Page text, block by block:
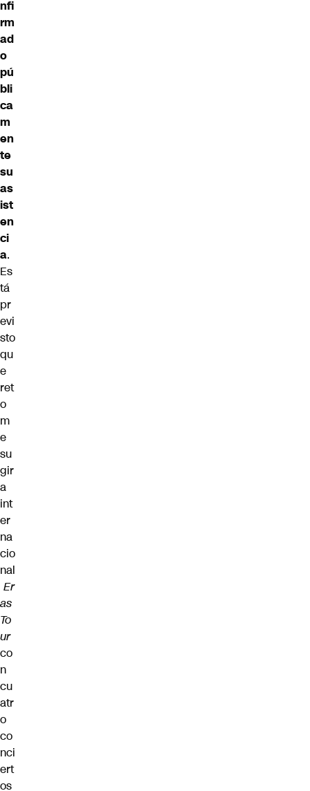
nfi
rm
ad
o
pú
bli
ca
m
en
te
su
as
ist
en
ci
a.
Es
tá
pr
evi
sto
qu
e
ret
o
m
e
su
gir
a
int
er
na
cio
nal
Er
as
To
ur
co
n
cu
atr
o
co
nci
ert
os